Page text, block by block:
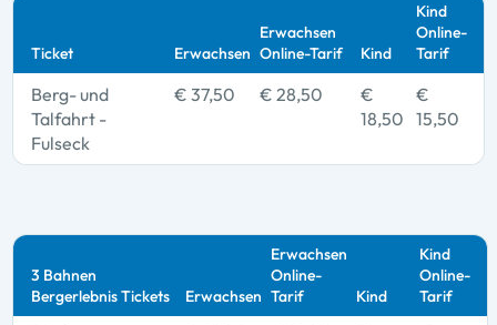
Ticket Erwachsen
Erwachsen
Online-Tarif
Kind
Kind
Online-
Tarif
Berg- und
Talfahrt -
Fulseck
€ 37,50 € 28,50
€
18,50
€
15,50
3 Bahnen
Bergerlebnis Tickets
Erwachsen
Erwachsen
Online-
Tarif
Kind
Kind
Online-
Tarif